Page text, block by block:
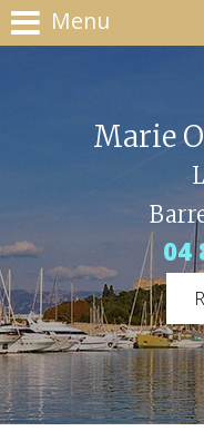
Menu
Marie
04